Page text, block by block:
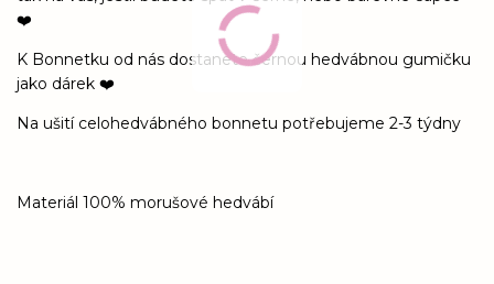
❤️
K Bonnetku od nás dostanete černou hedvábnou gumičku
jako dárek ❤️
Na ušití celohedvábného bonnetu potřebujeme 2-3 týdny
Materiál 100% morušové hedvábí